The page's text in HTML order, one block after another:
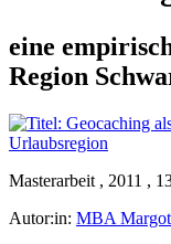
eine
Region
Masterarbeit , 2011 ,
Autor:in: MBA